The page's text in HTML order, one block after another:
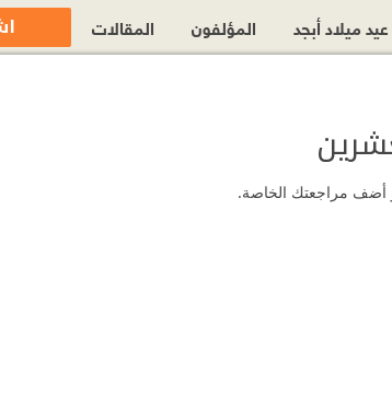
أضف مراجعتك الخاصة.
ميلاد أبجد المؤلفون المقالات